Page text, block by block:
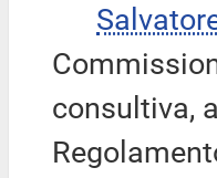
consultiva,